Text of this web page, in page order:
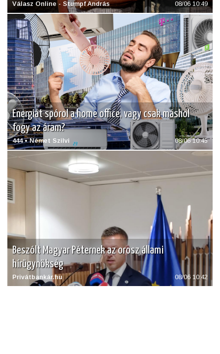
Válasz Online - Stumpf András 08/06 10:49
Energiát spórol a home office, vagy csak máshol
fogy az áram?
444 • Német Szilvi 08/06 10:45
Beszólt Magyar Péternek az orosz állami
hírügynökség
Privátbankár.hu 08/06 10:42